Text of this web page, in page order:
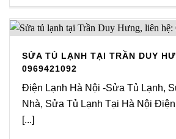
SỬA TỦ LẠNH TẠI TRẦN DUY
0969421092
Điện Lạnh Hà Nội -Sửa Tủ Lạnh,
Nhà, Sửa Tủ Lạnh Tại Hà Nội
[...]